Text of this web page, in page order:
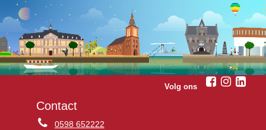
Volg ons
Contact
0598 652222